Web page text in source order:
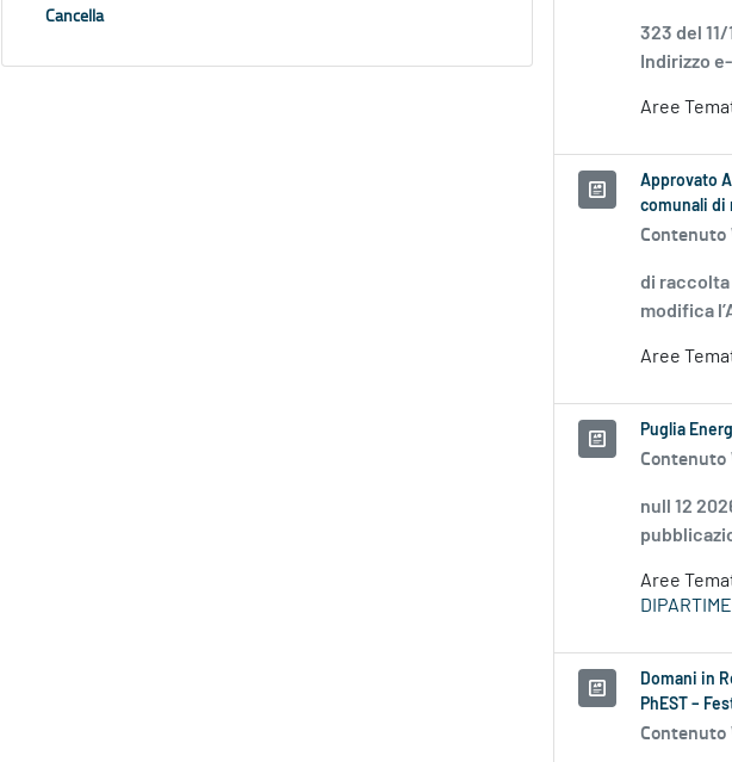
Cancella
323 del
Indirizzo
Aree
Approvato
comunali di
Contenuto
di raccolta
modifica
Aree
Puglia
Contenuto
null 12
Aree
Domani in
PhEST –
Contenuto